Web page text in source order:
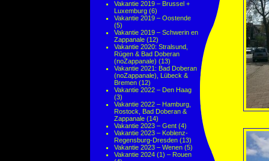
Vakantie 2019 – Brussel +
Luxemburg (6)
Vakantie 2019 – Oostende
(5)
Vakantie 2019 – Schwerin en
Zappanale (12)
Vakantie 2020: Stralsund,
Rügen & Bad Doberan
(noZappanale) (13)
Vakantie 2021: Bad Doberan
(noZappanale), Lübeck &
Bremen (12)
Vakantie 2022 – Den Haag
(3)
Vakantie 2022 – Hamburg,
Rostock, Bad Doberan &
Zappanale (14)
Vakantie 2023 – Gent (4)
Vakantie 2023 – Koblenz-
Regensburg-Dresden (13)
Vakantie 2023 – Wenen (5)
Vakantie 2024 (1) – Rouen